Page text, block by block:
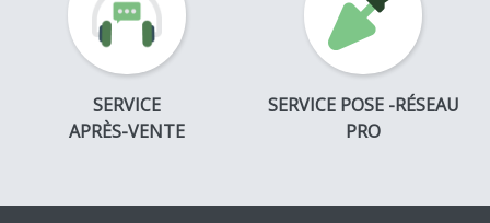
SERVICE
APRÈS-VENTE
SERVICE POSE -RÉSEAU
PRO